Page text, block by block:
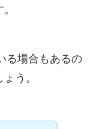
る場合もあるの
う。